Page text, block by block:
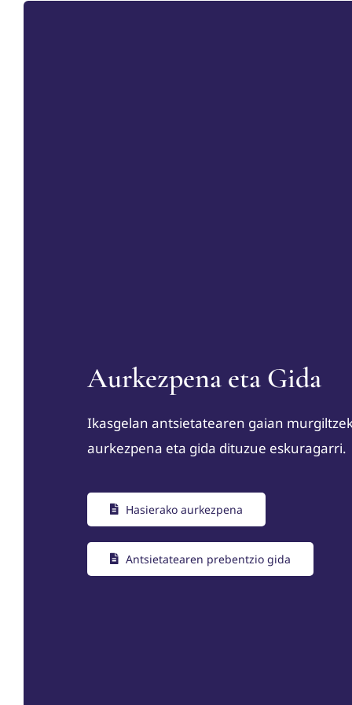
Aurkezpena eta Gida
Ikasgelan antsietatearen gaian
aurkezpena eta gida dituzue eskuragarri.
Hasierako aurkezpena
Antsietatearen prebentzio gida